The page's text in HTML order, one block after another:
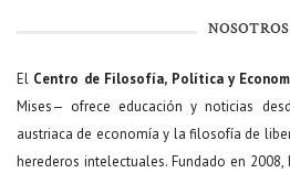
NOSOTROS
El Centro de Filosofía, Política y
Mises— ofrece educación y noticias
austriaca de economía y la filosofía de
herederos intelectuales. Fundado en